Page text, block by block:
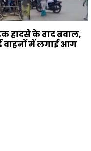
हादसे के बाद बवाल,
वाहनों में लगाई आग